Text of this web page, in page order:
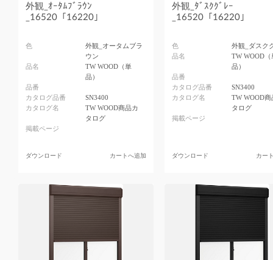
外観_ｵｰﾀﾑﾌﾞﾗｳﾝ
_16520「16220」
色
外観_オータムブラ
ウン
品名
TW WOOD（単
品）
品番
カタログ品番
SN3400
カタログ名
TW WOOD商品カ
タログ
掲載ページ
ダウンロード カートへ追加
外観_ﾀﾞｽｸｸﾞﾚｰ
_16520「16220」
色
外観_ダスク
品名
TW WOOD（
品）
品番
カタログ品番
SN3400
カタログ名
TW WOOD商
タログ
掲載ページ
ダウンロード カー